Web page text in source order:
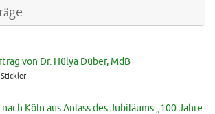
von Dr. Hülya Düber, MdB
Köln aus Anlass des Jubiläums „100 Jahre